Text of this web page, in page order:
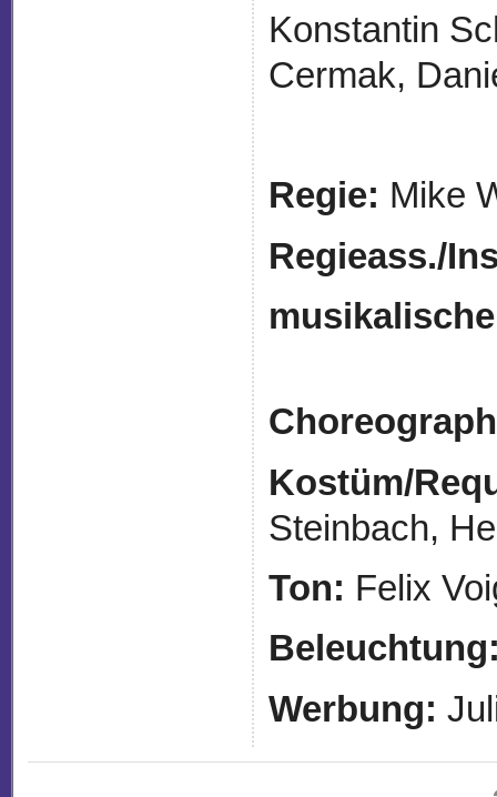
Konstantin
Cermak,
Regie: Mike
Regieass./
Kostüm/
Steinbach,
Ton: Felix
Werbung: